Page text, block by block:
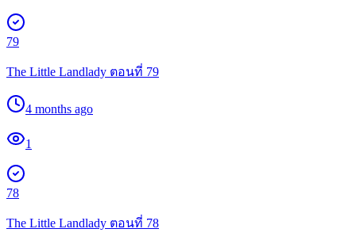
79
The Little Landlady ตอนที่ 79
4 months ago
1
78
The Little Landlady ตอนที่ 78